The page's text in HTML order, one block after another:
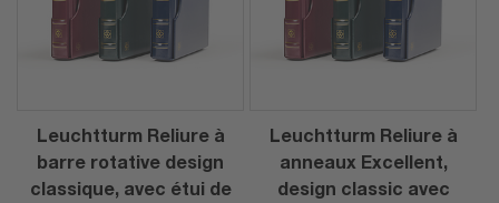
Leuchtturm Reliure à
barre rotative design
classique, avec étui de
Leuchtturm Reliure à
anneaux Excellent,
design classic avec